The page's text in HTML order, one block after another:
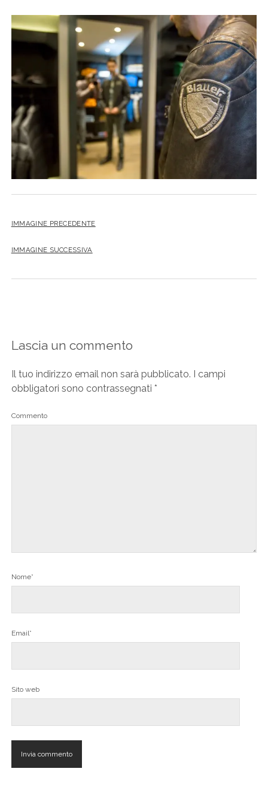
IMMAGINE PRECEDENTE
IMMAGINE SUCCESSIVA
Lascia un commento
Il tuo indirizzo email non sarà pubblicato.
I campi
obbligatori sono contrassegnati *
Commento
Nome*
Email*
Sito web